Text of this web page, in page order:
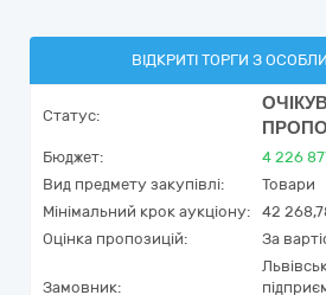
ВІДКРИТІ ТОРГИ З
Статус:
Бюджет: 4 226
Вид предмету закупівлі:
Товари
Мінімальний крок аукціону:
42
Оцінка пропозицій:
За
Замовник: